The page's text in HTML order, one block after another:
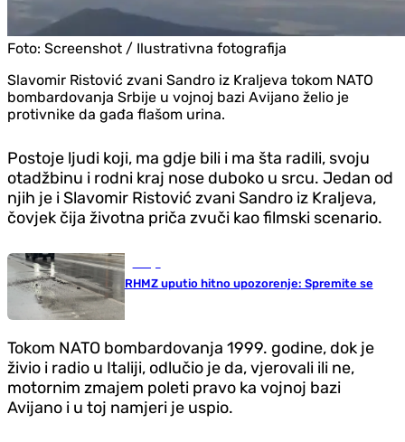
Foto: Screenshot / Ilustrativna fotografija
Slavomir Ristović zvani Sandro iz Kraljeva tokom NATO
bombardovanja Srbije u vojnoj bazi Avijano želio je
protivnike da gađa flašom urina.
Postoje ljudi koji, ma gdje bili i ma šta radili, svoju
otadžbinu i rodni kraj nose duboko u srcu. Jedan od
njih je i Slavomir Ristović zvani Sandro iz Kraljeva,
čovjek čija životna priča zvuči kao filmski scenario.
RHMZ uputio hitno upozorenje: Spremite se
Tokom NATO bombardovanja 1999. godine, dok je
živio i radio u Italiji, odlučio je da, vjerovali ili ne,
motornim zmajem poleti pravo ka vojnoj bazi
Avijano i u toj namjeri je uspio.